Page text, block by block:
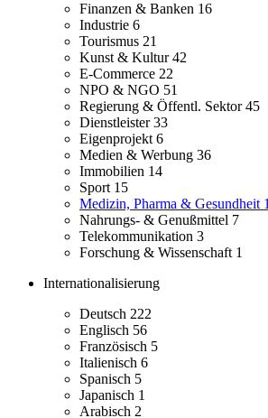
Finanzen & Banken 16
Industrie 6
Tourismus 21
Kunst & Kultur42
E-Commerce 22
NPO & NGO 51
Regierung & Öffentl. Sektor45
Dienstleister33
Eigenprojekt 6
Medien & Werbung 36
Immobilien 14
Sport 15
Medizin, Pharma & Gesundheit
Nahrungs- & Genußmittel 7
Telekommunikation 3
Forschung & Wissenschaft 1
Internationalisierung
Deutsch 222
Englisch 56
Französisch 5
Italienisch 6
Spanisch 5
Japanisch 1
Arabisch 2